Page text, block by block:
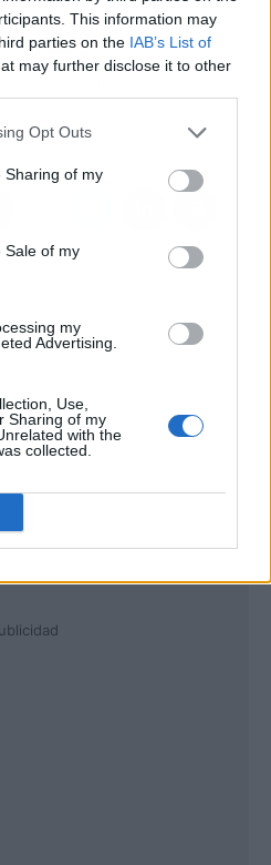
This information may
parties on the IAB’s List of
may further disclose it to other
Opt Outs
Sharing of my
Sale of my
my
Advertising.
Use,
Sharing of my
with the
collected.
Artículo siguiente
Claves para reducir la
tasa de rotación de